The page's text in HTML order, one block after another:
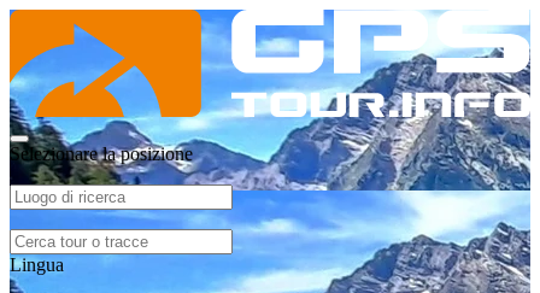
Selezionare la posizione
Lingua